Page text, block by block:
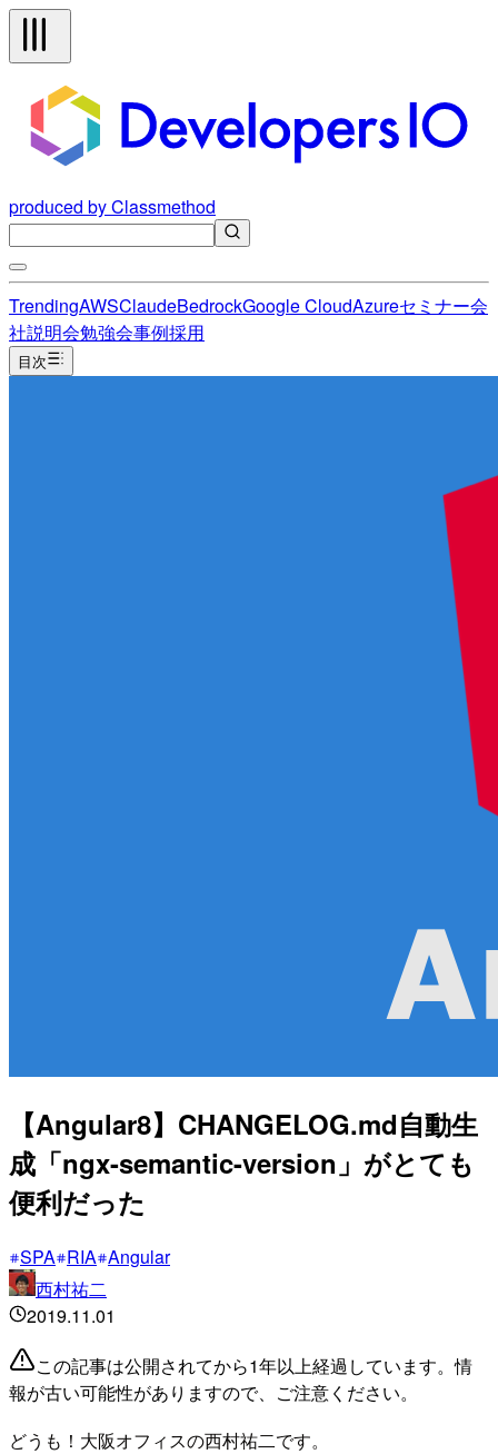
produced by Classmethod
TrendingAWSClaudeBedrockGoogle CloudAzureセミナー会
社説明会勉強会事例採用
目次
【Angular8】CHANGELOG.md自動生
成「ngx-semantic-version」がとても
便利だった
SPA RIA Angular
西村祐二
2019.11.01
この記事は公開されてから1年以上経過しています。情
報が古い可能性がありますので、ご注意ください。
どうも！大阪オフィスの西村祐二です。